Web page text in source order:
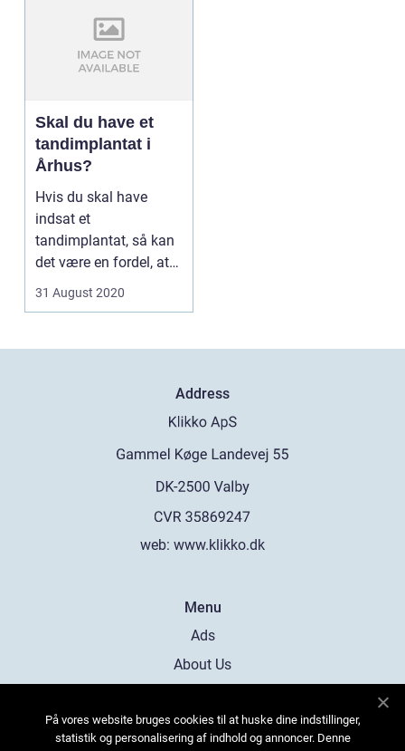
Skal du have et
tandimplantat i
Århus?
Hvis du skal have
indsat et
tandimplantat, så kan
det være en fordel, at
du får det lavet i dit
loka...
31 August 2020
Address
web: www.klikko.dk
Menu
Ads
About Us
Contact
På vores website bruges cookies til at huske dine indstillinger,
statistik og personalisering af indhold og annoncer. Denne